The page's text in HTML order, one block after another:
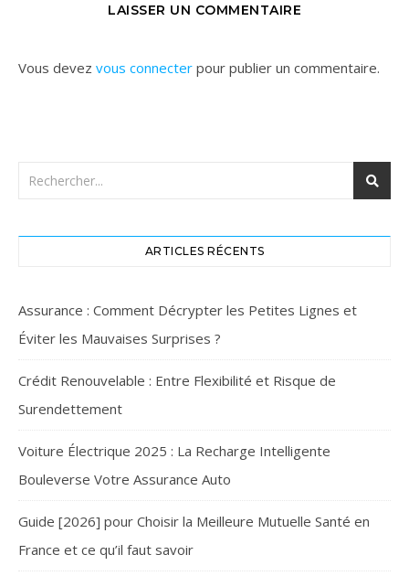
LAISSER UN COMMENTAIRE
Vous devez vous connecter pour publier un commentaire.
ARTICLES RÉCENTS
Assurance : Comment Décrypter les Petites Lignes et
Éviter les Mauvaises Surprises ?
Crédit Renouvelable : Entre Flexibilité et Risque de
Surendettement
Voiture Électrique 2025 : La Recharge Intelligente
Bouleverse Votre Assurance Auto
Guide [2026] pour Choisir la Meilleure Mutuelle Santé en
France et ce qu’il faut savoir